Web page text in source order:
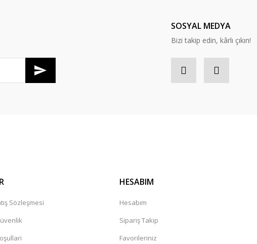
SOSYAL MEDYA
Bizi takip edin, kârlı çıkın!
Sözleşmesi
HESABIM
Hesabım
Sipariş Takip
Favorileriniz